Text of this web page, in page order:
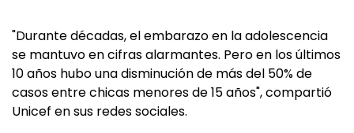
"Durante décadas, el embarazo en la adolescencia
se mantuvo en cifras alarmantes. Pero en los últimos
10 años hubo una disminución de más del 50% de
casos entre chicas menores de 15 años", compartió
Unicef en sus redes sociales.